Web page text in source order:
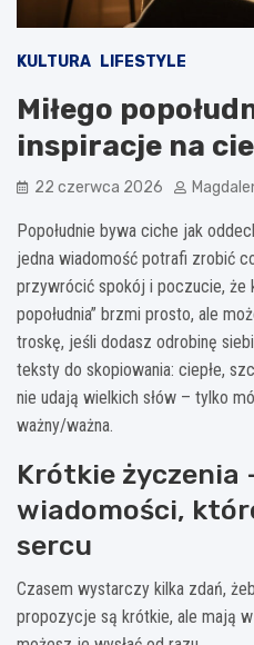
KULTURA LIFESTYLE
Miłego
inspiracje na
22 czerwca 2026
Popołudnie bywa ciche jak
jedna wiadomość potrafi zrobić
przywrócić spokój i poczucie, że
popołudnia” brzmi prosto, ale
troskę, jeśli dodasz odrobinę
teksty do skopiowania: ciepłe,
nie udają wielkich słów – tylko
ważny/ważna.
Krótkie życzenia
wiadomości,
sercu
Czasem wystarczy kilka zdań,
propozycje są krótkie, ale mają